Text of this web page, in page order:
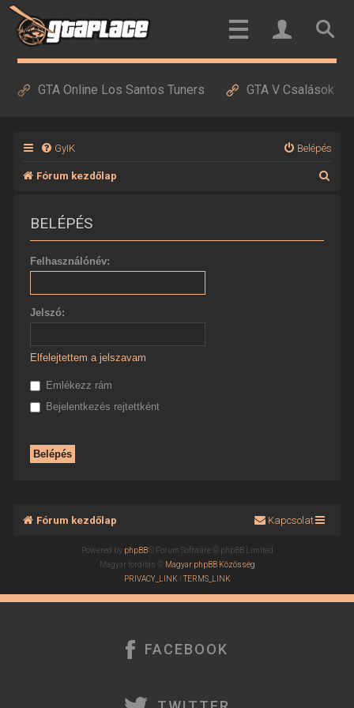
GTA Online Los Santos Tuners GTA V Csalások
GyIK Belépés
Fórum kezdőlap
BELÉPÉS
Felhasználónév:
Jelszó:
Elfelejtettem a jelszavam
Emlékezz rám
Bejelentkezés rejtettként
Fórum kezdőlap Kapcsolat
Powered by phpBB® Forum Software © phpBB Limited
Magyar fordítás © Magyar phpBB Közösség
PRIVACY_LINK |TERMS_LINK
FACEBOOK